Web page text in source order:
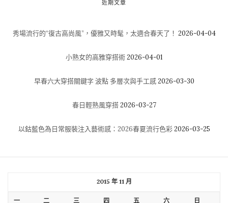
近期文章
秀場流行的“復古高尚風”，優雅又時髦，太適合春天了！ 2026-04-04
小熟女的高雅穿搭術 2026-04-01
早春六大穿搭關鍵字 波點 多層次與手工感 2026-03-30
春日輕熟風穿搭 2026-03-27
以鈷藍色為日常服裝注入藝術感：2026春夏流行色彩 2026-03-25
2015 年 11 月
一 二 三 四 五 六 日